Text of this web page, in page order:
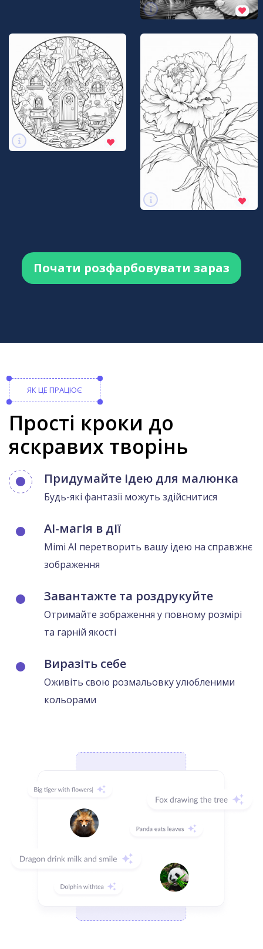
Почати розфарбовувати зараз
ЯК ЦЕ ПРАЦЮЄ
Прості кроки до
яскравих творінь
Придумайте ідею для малюнка
Будь-які фантазії можуть здійснитися
AI-магія в дії
Mimi AI перетворить вашу ідею на справжнє
зображення
Завантажте та роздрукуйте
Отримайте зображення у повному розмірі
та гарній якості
Виразіть себе
Оживіть свою розмальовку улюбленими
кольорами